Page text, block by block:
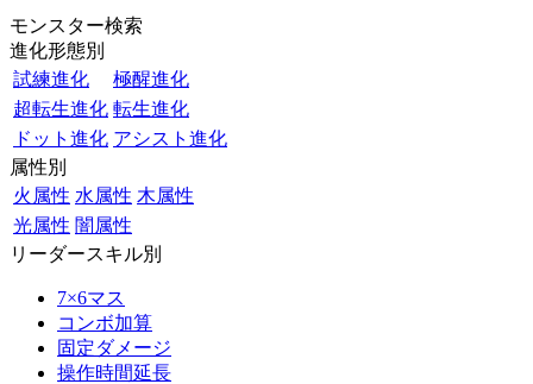
モンスター検索
進化形態別
試練進化
極醒進化
超転生進化 転生進化
ドット進化 アシスト進化
属性別
火属性 水属性 木属性
光属性 闇属性
リーダースキル別
7×6マス
コンボ加算
固定ダメージ
操作時間延長